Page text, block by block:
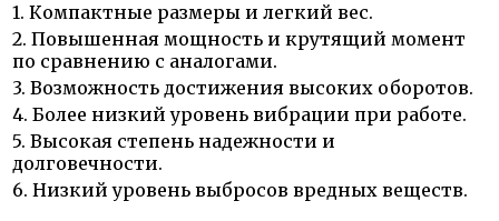
1. Компактные размеры и легкий вес.
2. Повышенная мощность и крутящий момент
по сравнению с аналогами.
3. Возможность достижения высоких оборотов.
4. Более низкий уровень вибрации при работе.
5. Высокая степень надежности и
долговечности.
6. Низкий уровень выбросов вредных веществ.